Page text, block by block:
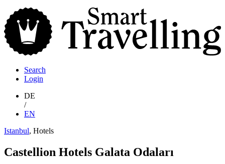
Search
Login
DE
/
EN
Istanbul, Hotels
Castellion Hotels Galata Odaları